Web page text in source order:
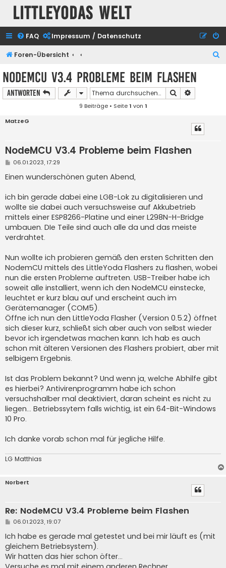
Littleyodas Welt
FAQ Impressum / Datenschutz
Foren-Übersicht
NodeMCU V3.4 Probleme beim Flashen
Antworten Suche
9 Beiträge • Seite1 von 1
MatzeG
NodeMCU V3.4 Probleme beim Flashen
B
i
t
a
g
06.01.2023, 17:29
Einen wunderschönen guten Abend,
ich bin gerade dabei eine LGB-Lok zu digitalisieren und
wollte sie dabei auch versuchsweise auf Akkubetrieb
mittels einer ESP8266-Platine und einer L298N-H-Bridge
umbauen. DIe Teile sind auch alle da und das meiste
verdrahtet.
Nun wollte ich probieren gemäß den ersten Schritten den
NodemCU mittels des LittleYoda Flashers zu flashen, wobei
nun die ersten Probleme auftreten. USB-Treiber habe ich
soweit alle installiert, wenn ich den NodeMCU einstecke,
leuchtet er kurz blau auf und erscheint auch im
Gerätemanager (COM5).
Öffne ich nun den LittleYoda Flasher (Version 0.5.2) öffnet
sich dieser kurz, schließt sich aber auch von selbst wieder
bevor ich irgendetwas machen kann. Ich hab es auch
schon mit älteren Versionen des Flashers probiert, aber mit
selbigem Ergebnis.
Ist das Problem bekannt? Und wenn ja, welche Abhilfe gibt
es hierbei? Antivirenprogramm habe ich schon
versuchshalber mal deaktiviert, daran scheint es nicht zu
liegen... Betriebssytem falls wichtig, ist ein 64-Bit-Windows
10 Pro.
Ich danke vorab schon mal für jegliche Hilfe.
LG Matthias
Norbert
Re: NodeMCU V3.4 Probleme beim Flashen
B
i
t
r
a
g
06.01.2023, 19:07
Ich habe es gerade mal getestet und bei mir läuft es (mit
gleichem Betriebsystem).
Wir hatten das hier schon öfter...